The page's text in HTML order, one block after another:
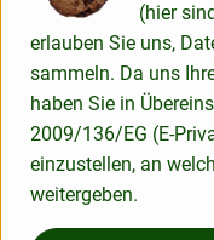
Herkunft
(hier
erlauben Sie uns,
sammeln. Da uns
haben Sie in
2009/136/EG (E-
einzustellen, an
weitergeben.